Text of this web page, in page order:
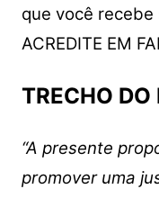
que você
ACREDITE EM
TRECHO DO
“A presente
promover uma